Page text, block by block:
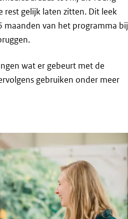
rest gelijk laten zitten. Dit leek
maanden van het programma bij
wat er gebeurt met de
gebruiken onder meer